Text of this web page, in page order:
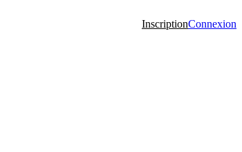
InscriptionConnexion